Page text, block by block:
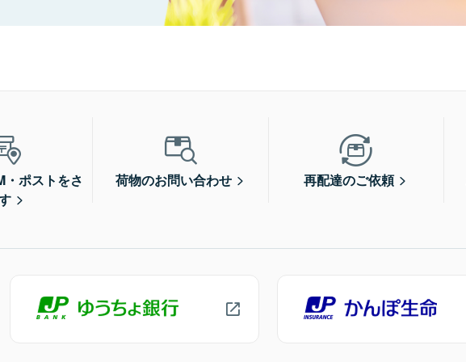
・ポストをさ
荷物のお問い合わせ 再配達のご依頼